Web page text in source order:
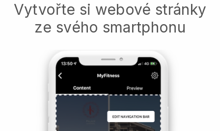
Vytvořte si webové stránky
ze svého smartphonu